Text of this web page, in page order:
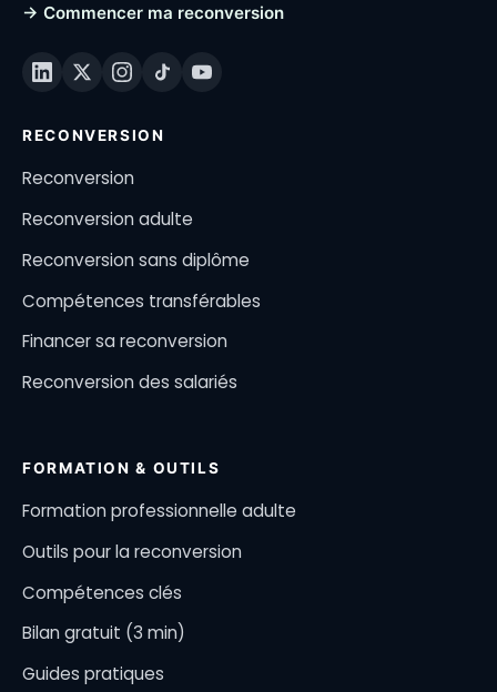
→ Commencer ma reconversion
RECONVERSION
Reconversion
Reconversion adulte
Reconversion sans diplôme
Compétences transférables
Financer sa reconversion
Reconversion des salariés
FORMATION & OUTILS
Formation professionnelle adulte
Outils pour la reconversion
Compétences clés
Bilan gratuit (3 min)
Guides pratiques